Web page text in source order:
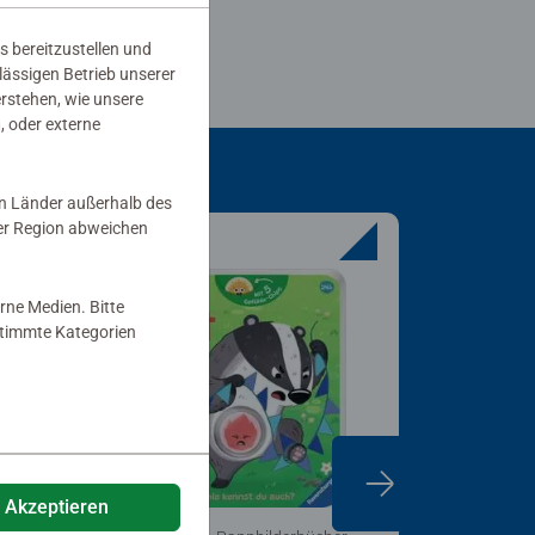
bereitzustellen und
Betrieb unserer
wie unsere
oder externe
Länder außerhalb des
Region abweichen
Medien. Bitte
Kategorien
Akzeptieren